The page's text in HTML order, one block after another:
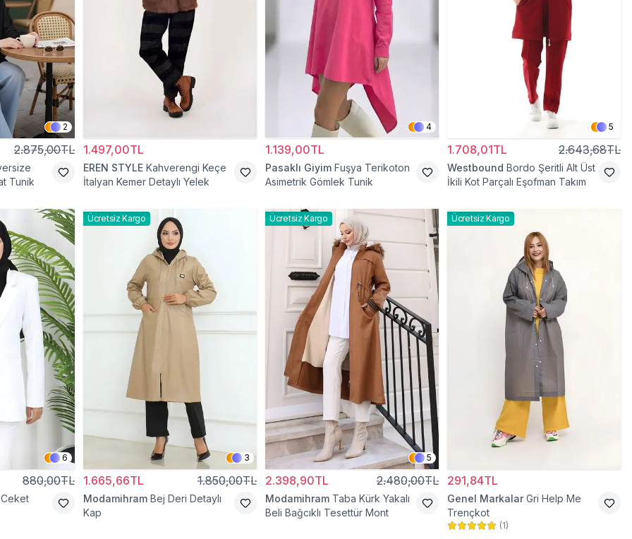
2
2.875,00TL
Tunik
1.497,00TL
EREN STYLE Kahverengi Keçe
İtalyan Kemer Detaylı Yelek
4
1.139,00TL
Pasaklı Giyim Fuşya Terikoton
Asimetrik Gömlek Tunik
5
1.708,01TL 2.643,68TL
Westbound Bordo Şeritli Alt Üst
İkili Kot Parçalı Eşofman Takım
6
880,00TL
Ücretsiz Kargo
3
1.665,66TL 1.850,00TL
Modamihram Bej Deri Detaylı
Kap
Ücretsiz Kargo
5
2.398,90TL 2.480,00TL
Modamihram Taba Kürk Yakalı
Beli Bağcıklı Tesettür Mont
Ücretsiz Kargo
291,84TL
Genel Markalar Gri Help Me
Trençkot
(1)